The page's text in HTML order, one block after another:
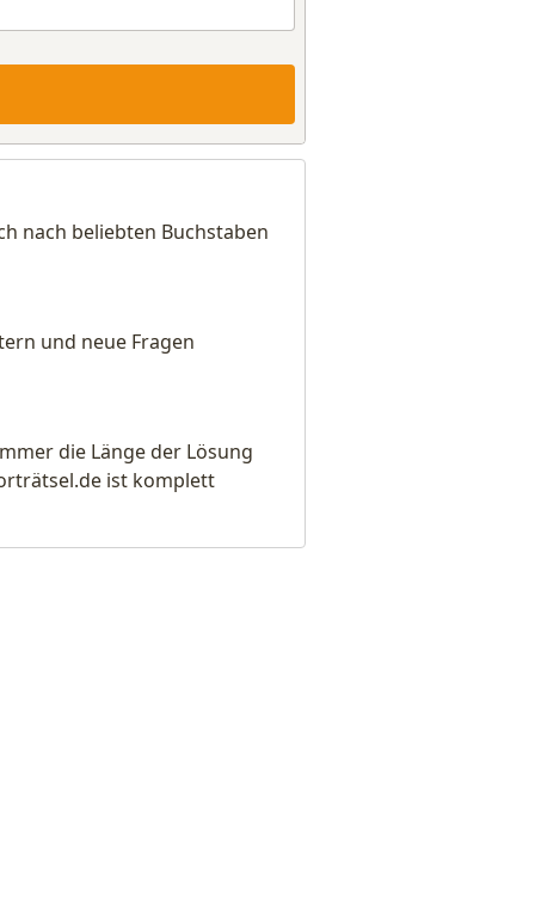
nach beliebten Buchstaben
und neue Fragen
die Länge der Lösung
ist komplett